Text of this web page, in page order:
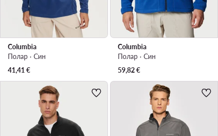
Columbia
Полар · Син
41,41 €
Columbia
Полар · Син
59,82€